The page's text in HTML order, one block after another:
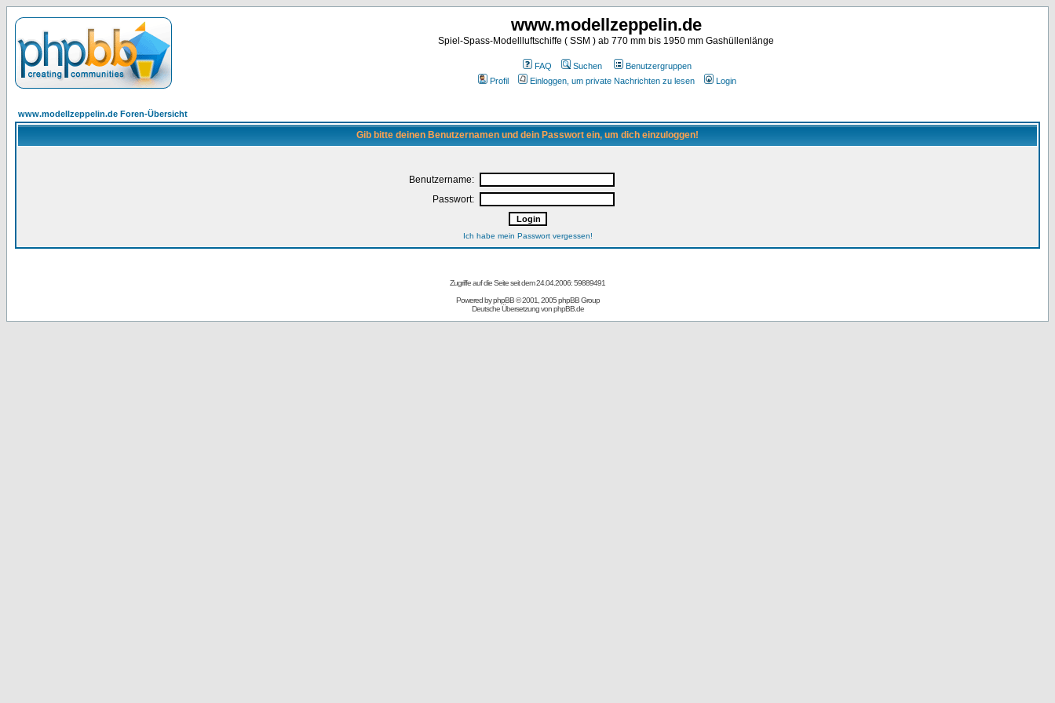
www.modellzeppelin.de
Spiel-Spass-Modellluftschiffe ( SSM ) ab 770 mm bis 1950 mm Gashüllenlänge
FAQ Suchen
Benutzergruppen
Profil
Einloggen, um private Nachrichten zu lesen Login
www.modellzeppelin.de Foren-Übersicht
Gib bitte deinen Benutzernamen und dein Passwort ein, um dich einzuloggen!
Benutzername:
Passwort:
Ich habe mein Passwort vergessen!
Zugriffe auf die Seite seit dem 24.04.2006: 59889491
Powered byphpBB© 2001, 2005 phpBB Group
Deutsche Übersetzung vonphpBB.de